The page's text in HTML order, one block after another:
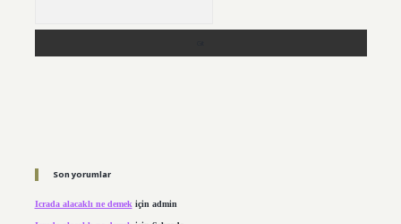
Son yorumlar
Icrada alacaklı ne demek için admin